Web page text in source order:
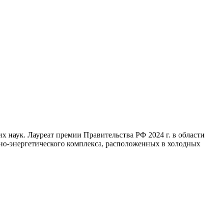
наук. Лауреат премии Правительства РФ 2024 г. в области
энергетического комплекса, расположенных в холодных